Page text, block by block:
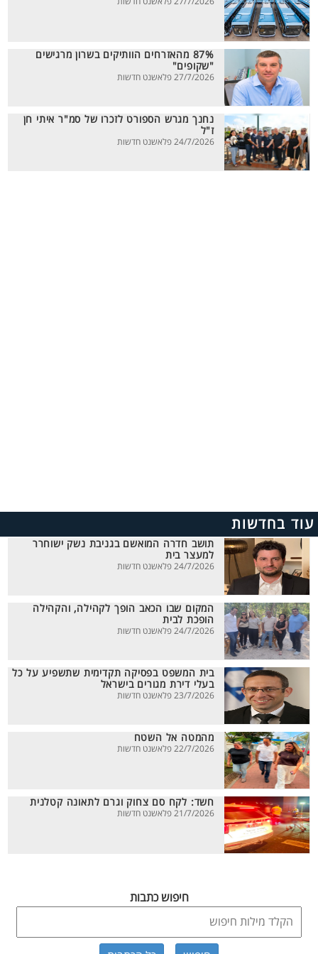
87% מהאזרחים הוותיקים בשרון מרגישים
"שקופים"
27/7/2026 פלאשנט חדשות
נחנך מגרש הספורט לזכרו של סמ"ר איתי חן
ז"ל
24/7/2026 פלאשנט חדשות
עוד בחדשות
תושב חדרה המואשם בגניבת נשק ישוחרר
למעצר בית
24/7/2026 פלאשנט חדשות
המקום שבו הכאב הופך לקהילה, והקהילה
הופכת לבית
24/7/2026 פלאשנט חדשות
בית המשפט בפסיקה תקדימית שתשפיע על כל
בעלי דירת מגורים בישראל
23/7/2026 פלאשנט חדשות
מהמטה אל השטח
22/7/2026 פלאשנט חדשות
חשד: לקח סם צחוק וגרם לתאונה קטלנית
21/7/2026 פלאשנט חדשות
חיפוש כתבות